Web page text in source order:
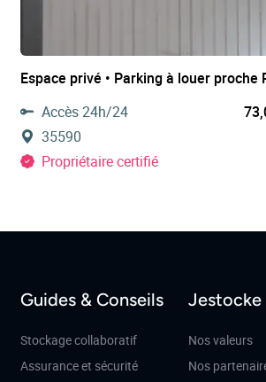
Espace privé • Parking à louer proche
Accès 24h/24
35590
Propriétaire certifié
Guides & Conseils
Stockage collaboratif
Assurance et sécurité
Jestocke
Nos valeurs
Nos